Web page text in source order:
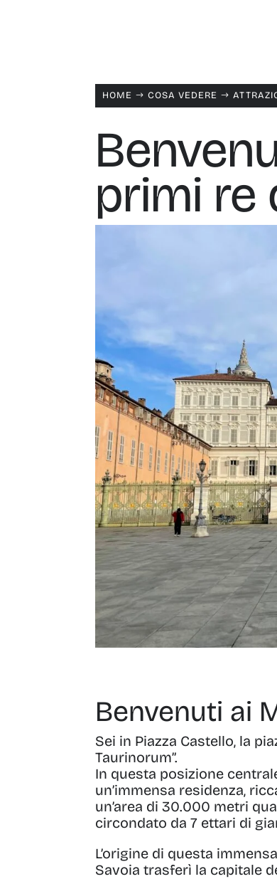
HOME $ COSA VEDERE $
primi re
Benvenuti ai
Sei in Piazza Castello, la
Taurinorum”.
In questa posizione
un’immensa residenza,
un’area di 30.000 metri
circondato da 7 ettari di
L’origine di questa
Savoia trasferì la capitale